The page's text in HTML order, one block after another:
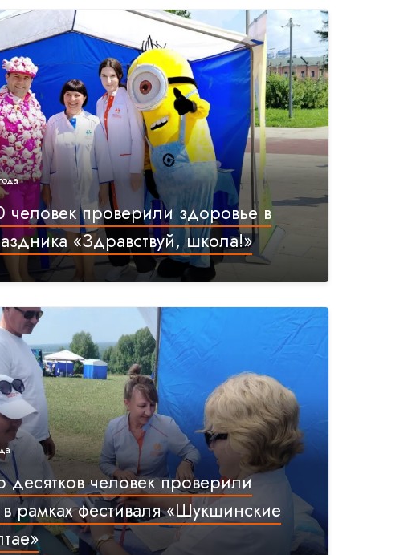
человек проверили здоровье в
«Здравствуй, школа!»
десятков человек проверили
рамках фестиваля «Шукшинские